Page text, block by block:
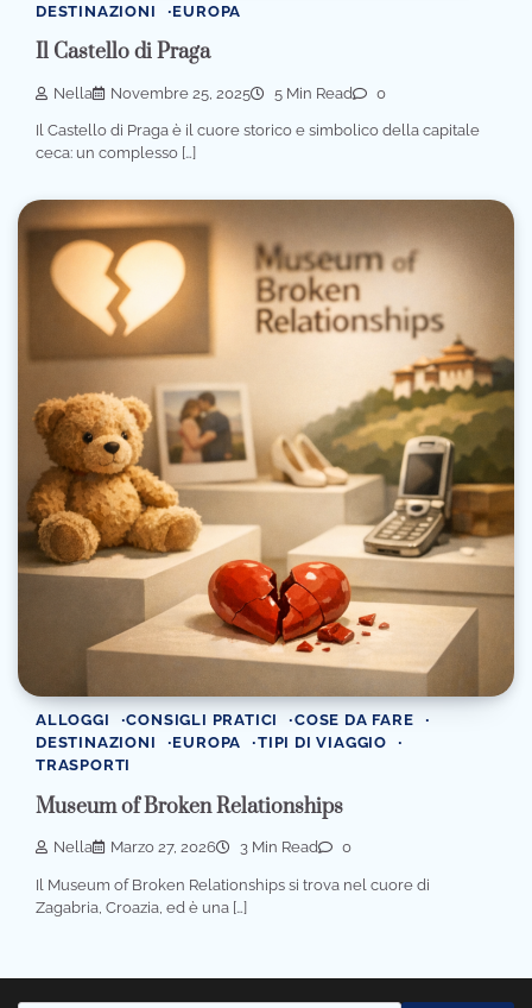
DESTINAZIONI
EUROPA
Il Castello di Praga
Nella Novembre 25, 2025 5 Min Read 0
Il Castello di Praga è il cuore storico e simbolico della capitale
ceca: un complesso […]
ALLOGGI CONSIGLI PRATICI
COSE DA FARE
DESTINAZIONI
EUROPA
TIPI DI VIAGGIO
TRASPORTI
Museum of Broken Relationships
Nella Marzo 27, 2026 3 Min Read 0
Il Museum of Broken Relationships si trova nel cuore di
Zagabria, Croazia, ed è una […]